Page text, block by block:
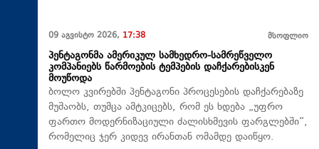
09 აგვისტო 2026, 17:38 მსოფლიო
პენტაგონმა ამერიკულ სამხედრო-სამრეწველო
კომპანიებს წარმოების ტემპების დაჩქარებისკენ
მოუწოდა
ბოლო კვირებში პენტაგონი პროცესების დაჩქარებაზე
მუშაობს, თუმცა ამტკიცებს, რომ ეს ხდება „უფრო
ფართო მოდერნიზაციული ძალისხმევის ფარგლებში“,
რომელიც ჯერ კიდევ ირანთან ომამდე დაიწყო.